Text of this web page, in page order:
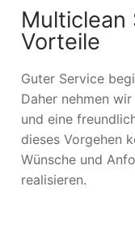
Multiclean
Vorteile
Guter Service
Daher nehmen
und eine
dieses Vorgehen
Wünsche und
realisieren.